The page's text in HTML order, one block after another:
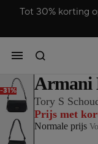
Tot 30% korting
-31% Armani
Tory S
Prijs met
Normale prijs